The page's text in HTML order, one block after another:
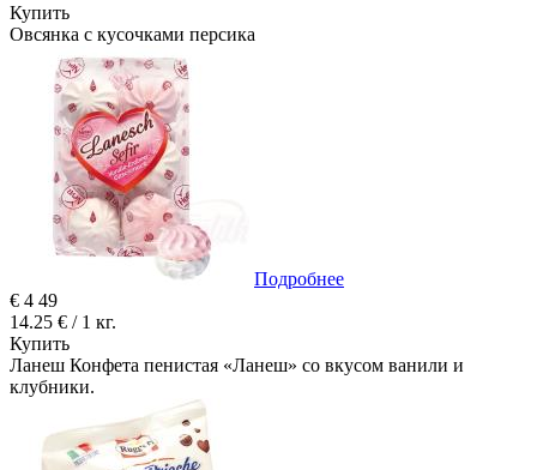
Купить
Овсянка с кусочками персика
Подробнее
€ 4 49
14.25 € / 1 кг.
Купить
Ланеш Конфета пенистая «Ланеш» со вкусом ванили и
клубники.